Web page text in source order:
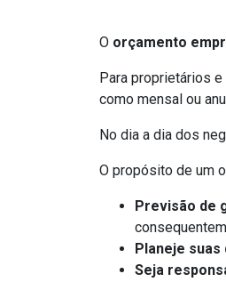
O orçamento
Para proprietários
como mensal ou
No dia a dia dos
O propósito de um
Previsão de
Planeje suas
Seja